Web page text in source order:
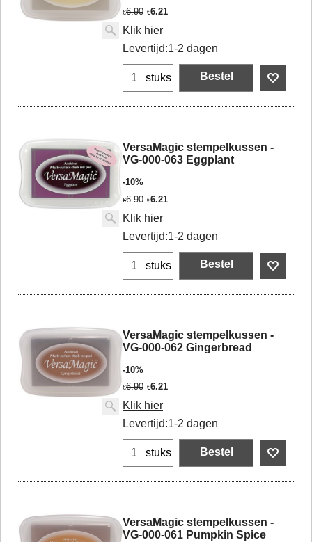
€6.90 €6.21
Klik hier
Levertijd:1-2 dagen
stuks Bestel
VersaMagic stempelkussen -
VG-000-063 Eggplant
-10%
€6.90 €6.21
Klik hier
Levertijd:1-2 dagen
stuks Bestel
VersaMagic stempelkussen -
VG-000-062 Gingerbread
-10%
€6.90 €6.21
Klik hier
Levertijd:1-2 dagen
stuks Bestel
VersaMagic stempelkussen -
VG-000-061 Pumpkin Spice